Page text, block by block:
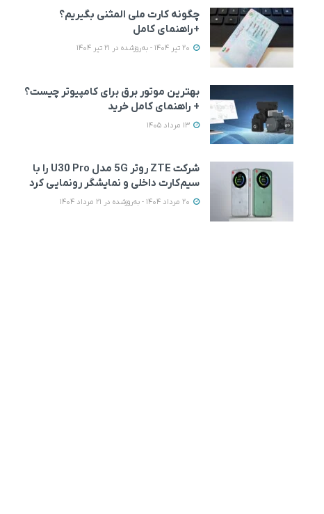
چگونه کارت ملی المثنی بگیریم؟
+راهنمای کامل
بهترین موتور برق برای کامپیوتر چیست؟
+ راهنمای کامل خرید
شرکت ZTE روتر 5G مدل U30 Pro را با
سیم‌کارت داخلی و نمایشگر رونمایی کرد